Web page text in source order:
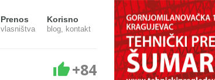
Prenos
vlasništva
Korisno
blog, kontakt
+84